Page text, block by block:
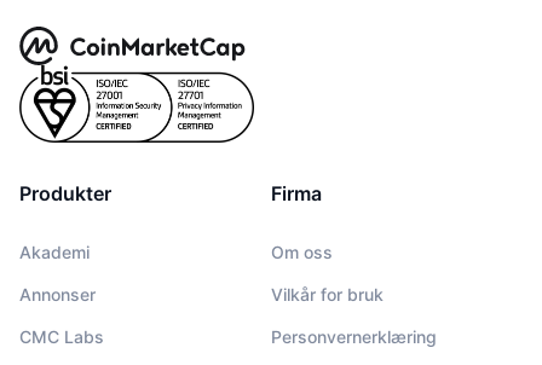
Produkter
Akademi
Annonser
CMC Labs
Firma
Om oss
Vilkår for bruk
Personvernerklæring